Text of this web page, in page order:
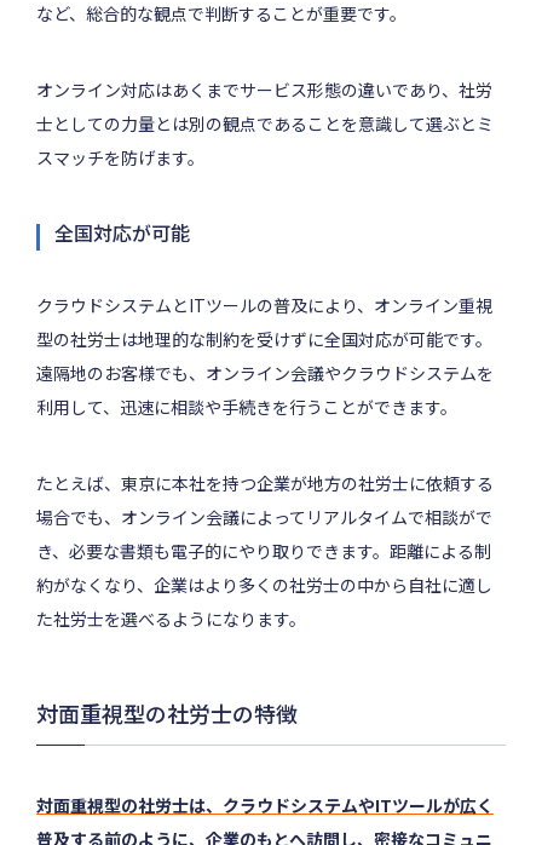
など、総合的な観点で判断することが重要です。
オンライン対応はあくまでサービス形態の違いであり、社労
士としての力量とは別の観点であることを意識して選ぶとミ
スマッチを防げます。
全国対応が可能
クラウドシステムとITツールの普及により、オンライン重視
型の社労士は地理的な制約を受けずに全国対応が可能です。
遠隔地のお客様でも、オンライン会議やクラウドシステムを
利用して、迅速に相談や手続きを行うことができます。
たとえば、東京に本社を持つ企業が地方の社労士に依頼する
場合でも、オンライン会議によってリアルタイムで相談がで
き、必要な書類も電子的にやり取りできます。距離による制
約がなくなり、企業はより多くの社労士の中から自社に適し
た社労士を選べるようになります。
対面重視型の社労士の特徴
対面重視型の社労士は、クラウドシステムやITツールが広く
普及する前のように、企業のもとへ訪問し、密接なコミュニ